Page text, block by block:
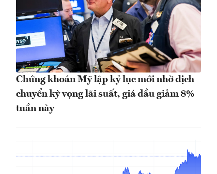
Chứng khoán Mỹ lập kỷ lục mới nhờ dịch
chuyển kỳ vọng lãi suất, giá dầu giảm 8%
tuần này